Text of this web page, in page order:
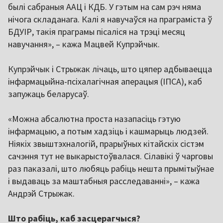
былі сабраныя ААЦ і КДБ. У гэтым на сам рэч няма
нічога складанага. Калі я навучаўся на праграміста ў
БДУІР, такія праграмы пісаліся на трэці месяц
навучання», – кажа Мацвей Купрэйчык.
Купрэйчык і Стрыжак лічаць, што цяпер адбываецца
інфармацыйна-псіхалагічная аперацыя (ІПСА), каб
запужаць беларусаў.
«Можна абсалютна проста назапасіць гэтую
інфармацыю, а потым хадзіць і кашмарыць людзей.
Ніякіх звыштэхналогій, прарыўных кітайскіх сістэм
сачэння тут не выкарыстоўвалася. Сілавікі ў чарговы
раз паказалі, што любяць рабіць нешта прымітыўнае
і выдаваць за маштабныя расследаванні», – кажа
Андрэй Стрыжак.
Што рабіць, каб засцерагчыся?